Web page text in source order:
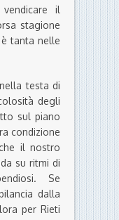
il
stagione
tanta nelle
testa di
degli
sul piano
condizione
il nostro
su ritmi di
Se
dalla
per Rieti